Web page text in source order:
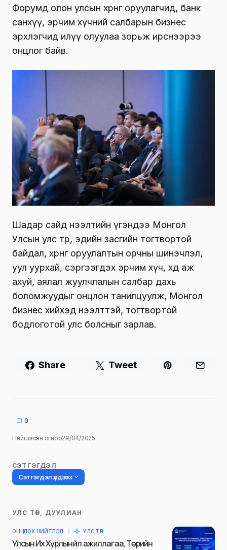
Форумд олон улсын хөрөнгө оруулагчид, банк
санхүү, эрчим хүчний салбарын бизнес
эрхлэгчид илүү олуулаа зорьж ирснээрээ
онцлог байв.
Шадар сайд нээлтийн үгэндээ Монгол
Улсын улс төр, эдийн засгийн тогтвортой
байдал, хөрөнгө оруулалтын орчны шинэчлэл,
уул уурхай, сэргээгдэх эрчим хүч, хөдөө аж
ахуй, аялал жуулчлалын салбар дахь
боломжуудыг онцлон танилцуулж, Монгол
бизнес хийхэд нээлттэй, тогтвортой
бодлоготой улс болсныг зарлав.
Share Tweet
0
Нийтлэсэн огноо29/04/2025
СЭТГЭГДЭЛ
Сэтгэгдэл үлдээх
Таны имэйл хаягийг нийтлэхгүй.
УЛС ТӨР, ДУУЛИАН
ОНЦЛОХ НИЙТЛЭЛ УЛС ТӨР
Улсын Их Хурлын үйл ажиллагаа, Төрийн